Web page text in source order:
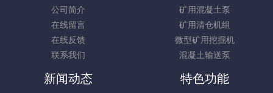
公司简介
在线留言
在线反馈
联系我们
矿用混凝土泵
矿用清仓机组
微型矿用挖掘机
混凝土输送泵
新闻动态 特色功能